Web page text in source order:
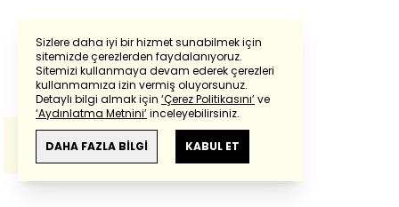
Sizlere daha iyi bir hizmet sunabilmek için
sitemizde çerezlerden faydalanıyoruz.
Sitemizi kullanmaya devam ederek çerezleri
kullanmamıza izin vermiş oluyorsunuz.
Detaylı bilgi almak için ‘Çerez Politikasını’ve
‘Aydınlatma Metnini’inceleyebilirsiniz.
DAHA FAZLA BİLGİ KABUL ET
Powered by Translate
Bu çevirideGoogle Transletekullanılmıştır.
Anlam ve çeviri hatalarından
haberturk.com
sorumlu değildir.